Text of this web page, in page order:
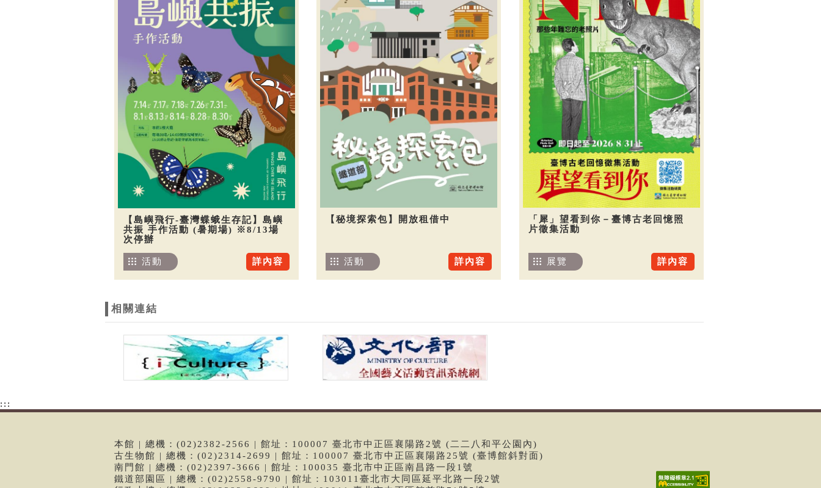
【島嶼飛行-臺灣蝶蛾生存記】島嶼
共振 手作活動 (暑期場) ※8/13場
次停辦
詳內容
活動
【秘境探索包】開放租借中
詳內容
活動
「犀」望看到你－臺博古老回憶照
片徵集活動
詳內容
展覽
相關連結
:::
本館 | 總機：(02)2382-2566 | 館址：100007 臺北市中正區襄陽路2號 (二二八和平公園內)
古生物館 | 總機：(02)2314-2699 | 館址：100007 臺北市中正區襄陽路25號 (臺博館斜對面)
南門館 | 總機：(02)2397-3666 | 館址：100035 臺北市中正區南昌路一段1號
鐵道部園區 | 總機：(02)2558-9790 | 館址：103011臺北市大同區延平北路一段2號